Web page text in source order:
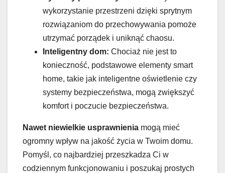
wykorzystanie przestrzeni dzięki sprytnym
rozwiązaniom do przechowywania pomoże
utrzymać porządek i uniknąć chaosu.
Inteligentny dom: Chociaż nie jest to
konieczność, podstawowe elementy smart
home, takie jak inteligentne oświetlenie czy
systemy bezpieczeństwa, mogą zwiększyć
komfort i poczucie bezpieczeństwa.
Nawet niewielkie usprawnienia mogą mieć
ogromny wpływ na jakość życia w Twoim domu.
Pomyśl, co najbardziej przeszkadza Ci w
codziennym funkcjonowaniu i poszukaj prostych